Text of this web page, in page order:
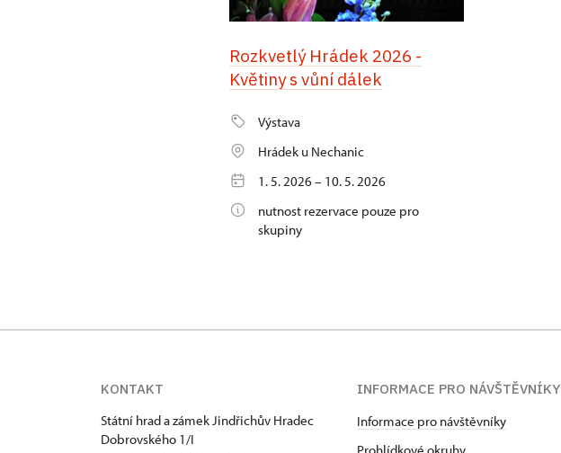
Rozkvetlý Hrádek 2026 -
Květiny s vůní dálek
Výstava
Hrádek u Nechanic
1. 5. 2026 – 10. 5. 2026
nutnost rezervace pouze pro
skupiny
KONTAKT
Státní hrad a zámek Jindřichův Hradec
Dobrovského 1/I
INFORMACE PRO NÁVŠTĚVNÍKY
Informace pro návštěvníky